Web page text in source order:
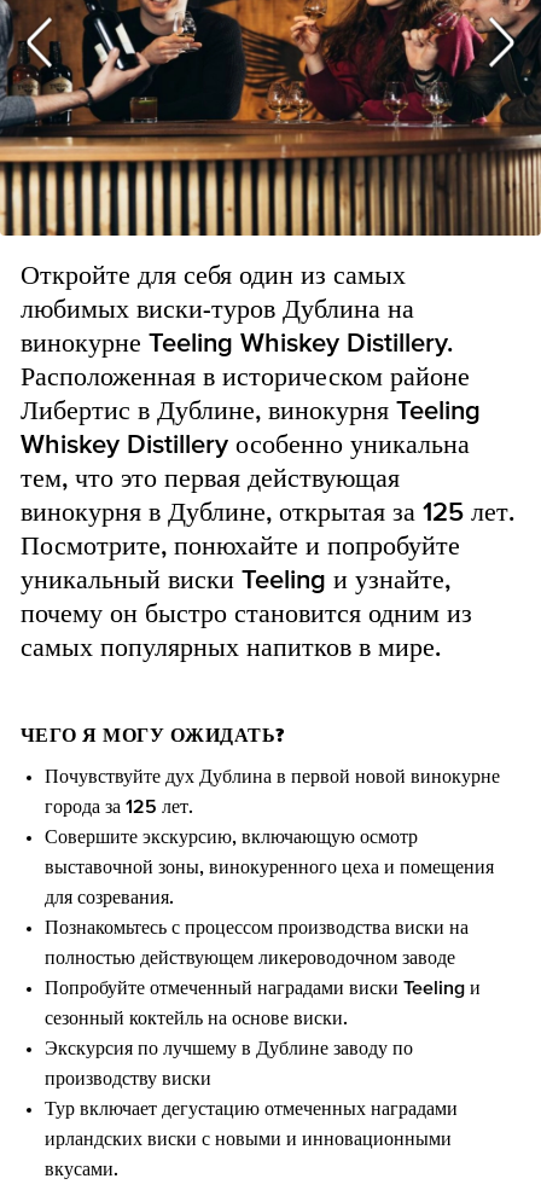
Откройте для себя один из самых
любимых виски-туров Дублина на
винокурне Teeling Whiskey Distillery.
Расположенная в историческом районе
Либертис в Дублине, винокурня Teeling
Whiskey Distillery особенно уникальна
тем, что это первая действующая
винокурня в Дублине, открытая за 125 лет.
Посмотрите, понюхайте и попробуйте
уникальный виски Teeling и узнайте,
почему он быстро становится одним из
самых популярных напитков в мире.
ЧЕГО Я МОГУ ОЖИДАТЬ?
Почувствуйте дух Дублина в первой новой винокурне
города за 125 лет.
Совершите экскурсию, включающую осмотр
выставочной зоны, винокуренного цеха и помещения
для созревания.
Познакомьтесь с процессом производства виски на
полностью действующем ликероводочном заводе
Попробуйте отмеченный наградами виски Teeling и
сезонный коктейль на основе виски.
Экскурсия по лучшему в Дублине заводу по
производству виски
Тур включает дегустацию отмеченных наградами
ирландских виски с новыми и инновационными
вкусами.